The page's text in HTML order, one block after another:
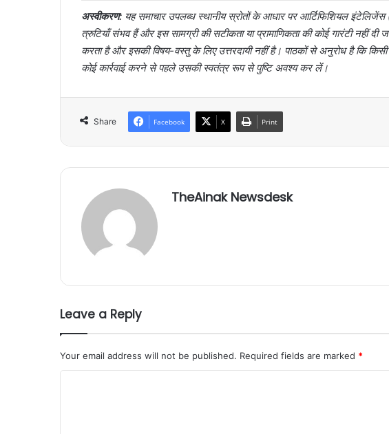
अस्वीकरण: यह समाचार उपलब्ध स्थानीय स्रोतों के आधार पर आर्टिफिशियल
त्रुटियाँ संभव हैं और इस सामग्री की सटीकता या प्रामाणिकता की कोई गारंटी
करता है और इसकी विषय-वस्तु के लिए उत्तरदायी नहीं है। पाठकों से अनुरोध है कि
कोई कार्रवाई करने से पहले उसकी स्वतंत्र रूप से पुष्टि अवश्य कर लें।
Share Facebook X Print
TheAinak Newsdesk
Leave a Reply
Your email address will not be published. Required fields are marked *